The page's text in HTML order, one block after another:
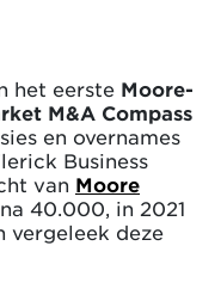
het eerste Moore-
M&A Compass
en overnames
Business
van Moore
40.000, in 2021
vergeleek deze